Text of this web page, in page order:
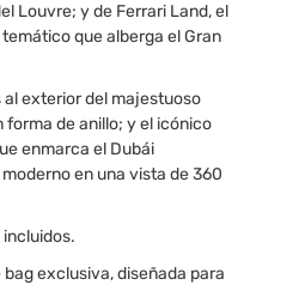
Louvre; y de Ferrari Land, el
que alberga el Gran
exterior del majestuoso
forma de anillo; y el icónico
enmarca el Dubái
en una vista de 360
exclusiva, diseñada para